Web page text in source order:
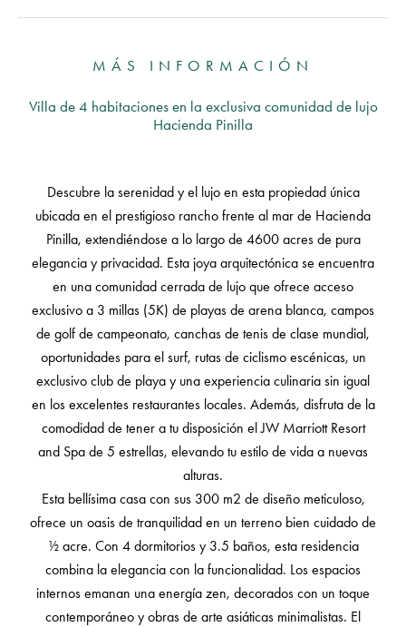
MÁS INFORMACIÓN
Villa de 4 habitaciones en la exclusiva comunidad de lujo
Hacienda Pinilla
Descubre la serenidad y el lujo en esta propiedad única
ubicada en el prestigioso rancho frente al mar de Hacienda
Pinilla, extendiéndose a lo largo de 4600 acres de pura
elegancia y privacidad. Esta joya arquitectónica se encuentra
en una comunidad cerrada de lujo que ofrece acceso
exclusivo a 3 millas (5K) de playas de arena blanca, campos
de golf de campeonato, canchas de tenis de clase mundial,
oportunidades para el surf, rutas de ciclismo escénicas, un
exclusivo club de playa y una experiencia culinaria sin igual
en los excelentes restaurantes locales. Además, disfruta de la
comodidad de tener a tu disposición el JW Marriott Resort
and Spa de 5 estrellas, elevando tu estilo de vida a nuevas
alturas.
Esta bellísima casa con sus 300 m2 de diseño meticuloso,
ofrece un oasis de tranquilidad en un terreno bien cuidado de
½ acre. Con 4 dormitorios y 3.5 baños, esta residencia
combina la elegancia con la funcionalidad. Los espacios
internos emanan una energía zen, decorados con un toque
contemporáneo y obras de arte asiáticas minimalistas. El